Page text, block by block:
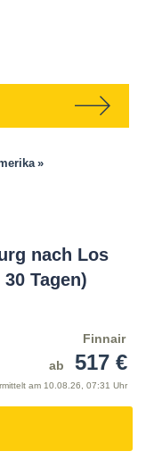
nach Los
Tagen)
Finnair
ab
517 €
am 10.08.26, 07:31 Uhr